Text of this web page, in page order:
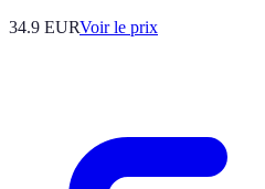
34.9 EURVoir le prix